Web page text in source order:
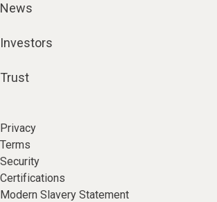
News
Investors
Trust
Privacy
Terms
Security
Certifications
Modern Slavery Statement